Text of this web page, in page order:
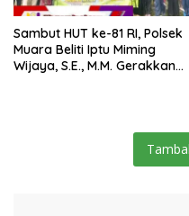
Sambut HUT ke-81 RI, Polsek
Muara Beliti Iptu Miming
Wijaya, S.E., M.M. Gerakkan